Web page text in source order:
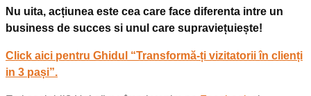
Nu uita, acțiunea este cea care face diferenta intre un
business de succes si unul care supraviețuiește!
Click aici pentru Ghidul “Transformă-ți vizitatorii în clienți
in 3 pași”.